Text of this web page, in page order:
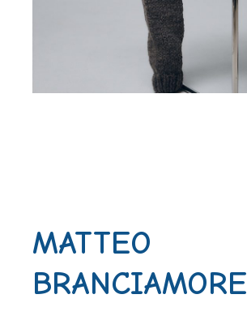
MATTEO
BRANCIAMORE